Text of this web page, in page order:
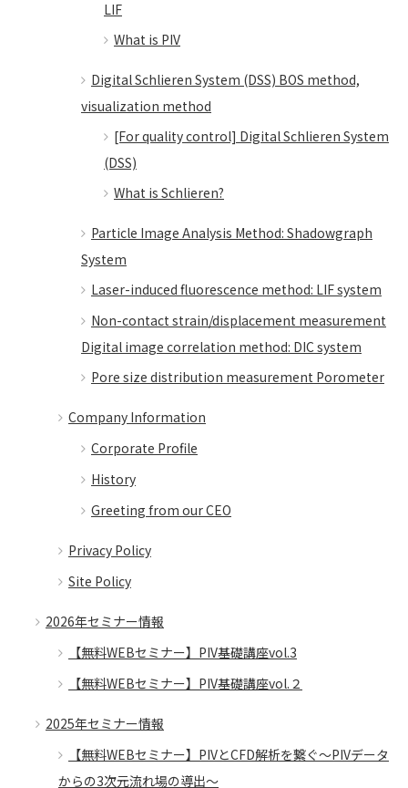
LIF
What is PIV
Digital Schlieren System (DSS) BOS method,
visualization method
[For quality control] Digital Schlieren System
(DSS)
What is Schlieren?
Particle Image Analysis Method: Shadowgraph
System
Laser-induced fluorescence method: LIF system
Non-contact strain/displacement measurement
Digital image correlation method: DIC system
Pore ​​size distribution measurement Porometer
Company Information
Corporate Profile
History
Greeting from our CEO
Privacy Policy
Site Policy
2026年セミナー情報
【無料WEBセミナー】PIV基礎講座vol.3
【無料WEBセミナー】PIV基礎講座vol.２
2025年セミナー情報
【無料WEBセミナー】PIVとCFD解析を繋ぐ～PIVデータ
からの3次元流れ場の導出～